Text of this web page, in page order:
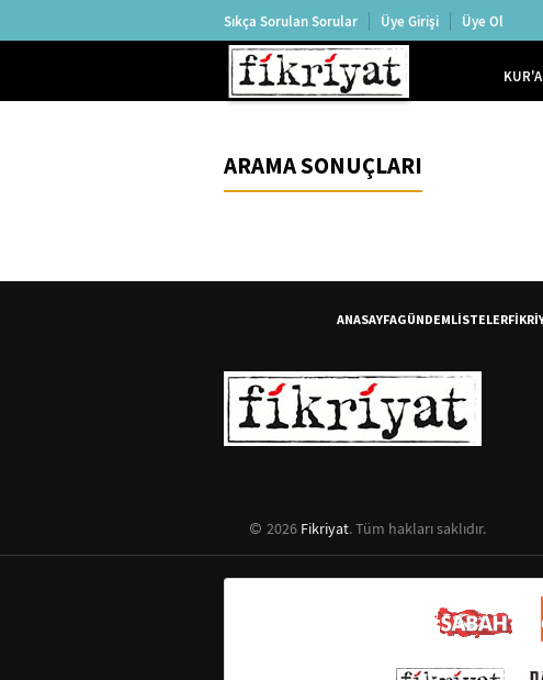
Sıkça Sorulan Sorular Üye Girişi Üye Ol
ARAMA SONUÇLARI
ANASAYFAGÜNDEMLİSTELER
2026 Fikriyat. Tüm hakları saklıdır.